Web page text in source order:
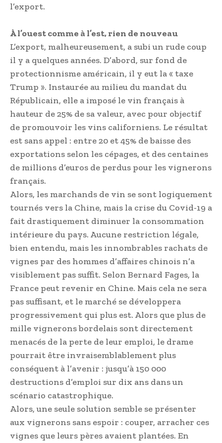
l’export.
À l’ouest comme à l’est, rien de nouveau
L’export, malheureusement, a subi un rude coup
il y a quelques années. D’abord, sur fond de
protectionnisme américain, il y eut la « taxe
Trump ». Instaurée au milieu du mandat du
Républicain, elle a imposé le vin français à
hauteur de 25% de sa valeur, avec pour objectif
de promouvoir les vins californiens. Le résultat
est sans appel : entre 20 et 45% de baisse des
exportations selon les cépages, et des centaines
de millions d’euros de perdus pour les vignerons
français.
Alors, les marchands de vin se sont logiquement
tournés vers la Chine, mais la crise du Covid-19 a
fait drastiquement diminuer la consommation
intérieure du pays. Aucune restriction légale,
bien entendu, mais les innombrables rachats de
vignes par des hommes d’affaires chinois n’a
visiblement pas suffit. Selon Bernard Fages, la
France peut revenir en Chine. Mais cela ne sera
pas suffisant, et le marché se développera
progressivement qui plus est. Alors que plus de
mille vignerons bordelais sont directement
menacés de la perte de leur emploi, le drame
pourrait être invraisemblablement plus
conséquent à l’avenir : jusqu’à 150 000
destructions d’emploi sur dix ans dans un
scénario catastrophique.
Alors, une seule solution semble se présenter
aux vignerons sans espoir : couper, arracher ces
vignes que leurs pères avaient plantées. En